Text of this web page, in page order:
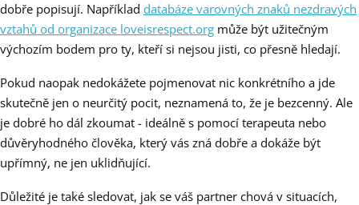
dobře popisují. Například databáze varovných znaků nezdravých
vztahů od organizace loveisrespect.org může být užitečným
výchozím bodem pro ty, kteří si nejsou jisti, co přesně hledají.
Pokud naopak nedokážete pojmenovat nic konkrétního a jde
skutečně jen o neurčitý pocit, neznamená to, že je bezcenný. Ale
je dobré ho dál zkoumat - ideálně s pomocí terapeuta nebo
důvěryhodného člověka, který vás zná dobře a dokáže být
upřímný, ne jen uklidňující.
Důležité je také sledovat, jak se váš partner chová v situacích,